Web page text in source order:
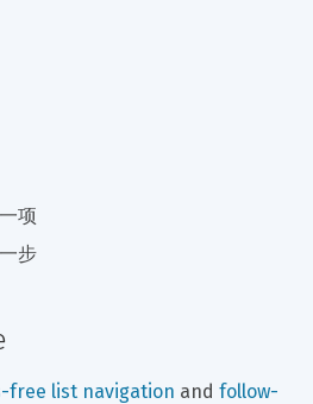
项
步
free list navigation and follow-